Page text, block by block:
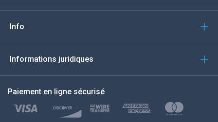
Türkçe
Polski
Info
Informations juridiques
Paiement en ligne sécurisé